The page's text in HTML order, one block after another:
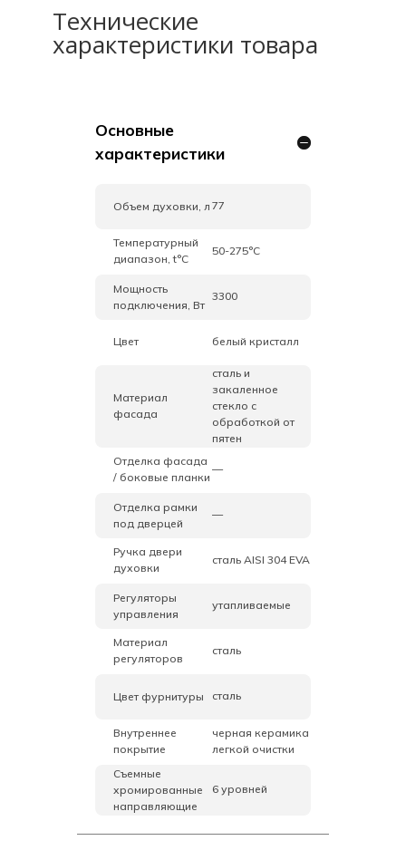
Технические
характеристики товара
Основные
характеристики
Объем духовки, л 77
Температурный
диапазон, t°C
50-275°C
Мощность
подключения, Вт
3300
Цвет белый кристалл
Материал
фасада
сталь и
закаленное
стекло с
обработкой от
пятен
Отделка фасада
/ боковые планки
—
Отделка рамки
под дверцей
—
Ручка двери
духовки
сталь AISI 304 EVA
Регуляторы
управления
утапливаемые
Материал
регуляторов
сталь
Цвет фурнитуры сталь
Внутреннее
покрытие
черная керамика
легкой очистки
Съемные
хромированные
направляющие
6 уровней